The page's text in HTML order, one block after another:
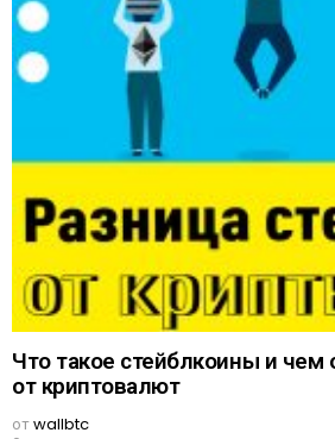
Что такое стейблкоины и чем
от криптовалют
отwallbtc